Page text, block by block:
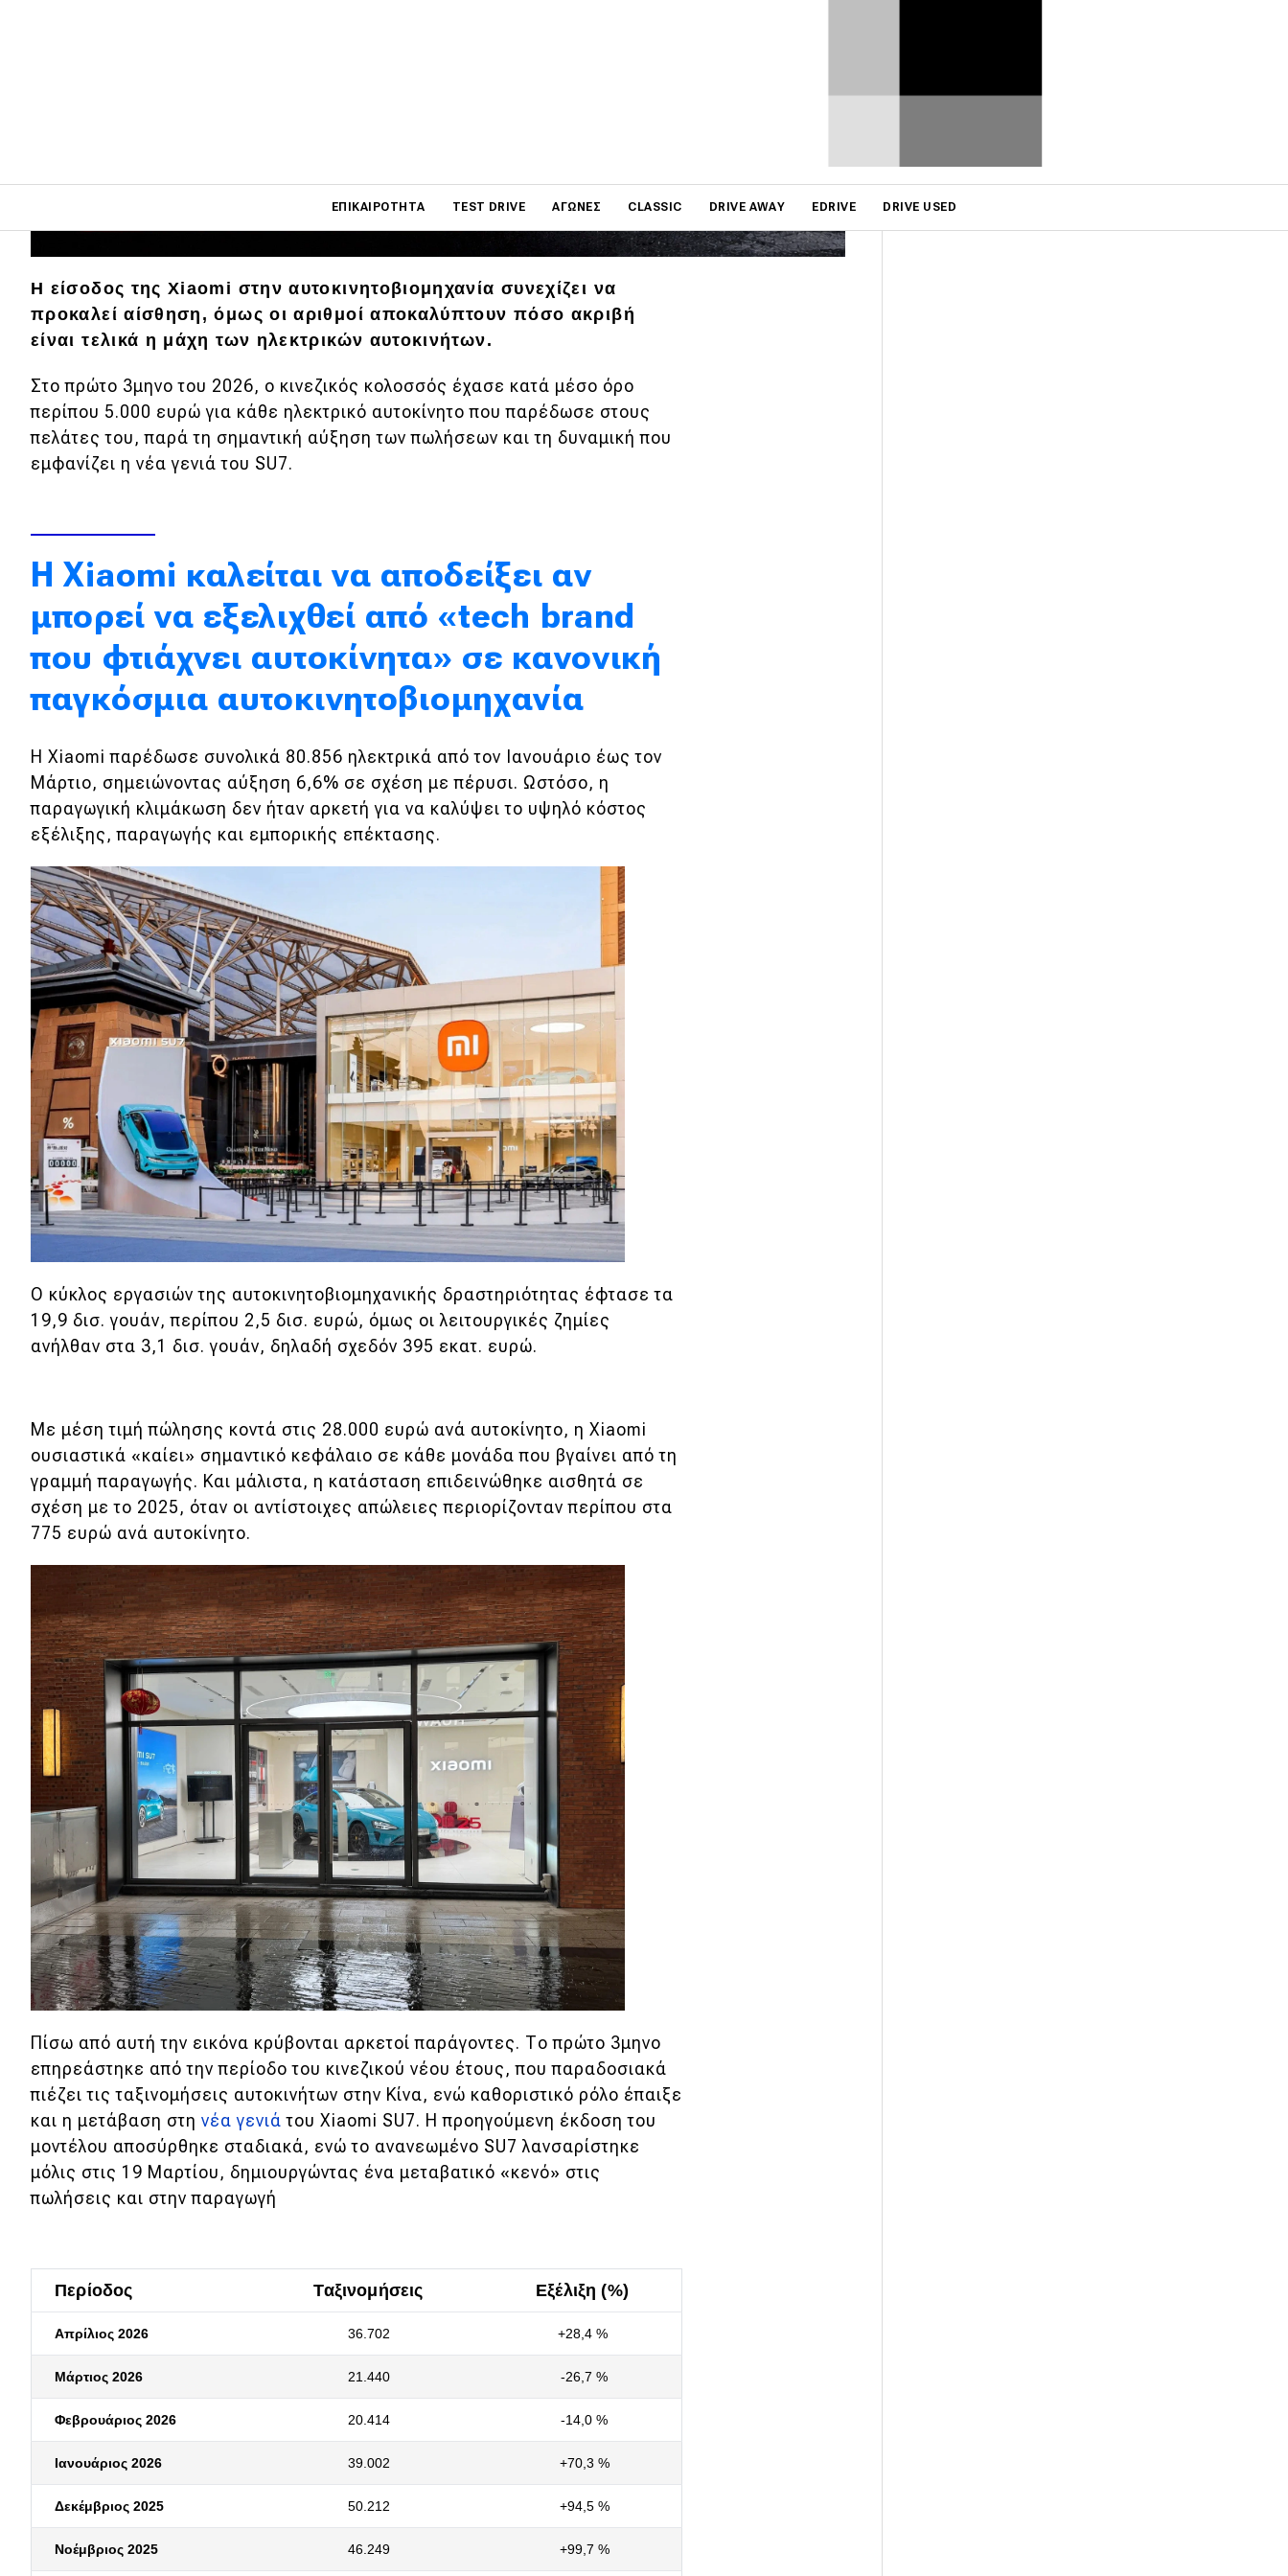
ΕΠΙΚΑΙΡΌΤΗΤΑ TEST DRIVE ΑΓΏΝΕΣ CLASSIC DRIVE AWAY EDRIVE DRIVE USED
Main navigation
Επικαιρότητα
Νέα μοντέλα
Πρωτότυπα
Ελλάδα
Κόσμος
Ασφάλεια
Αγορά
Test Drive
Δοκιμή
Αποστολή
Συγκρίνουμε
Αγώνες
Formula 1
WRC
Motorsport
Eco
Νέα
Τεχνολογία
Mobility
Σταθμοί φόρτισης
Νέα
Παρουσιάσεις
DRIVE Away
MOTO
Μεταχειρισμένο
Οδηγός αγοράς
Συμβουλές
Χρηστικά
Συμβουλές
ΚΤΕΟ
Οδική βοήθεια
eDRIVE
DRIVE USED
Η είσοδος της Xiaomi στην αυτοκινητοβιομηχανία συνεχίζει να
προκαλεί αίσθηση, όμως οι αριθμοί αποκαλύπτουν πόσο ακριβή
είναι τελικά η μάχη των ηλεκτρικών αυτοκινήτων.
Στο πρώτο 3μηνο του 2026, ο κινεζικός κολοσσός έχασε κατά μέσο όρο
περίπου 5.000 ευρώ για κάθε ηλεκτρικό αυτοκίνητο που παρέδωσε στους
πελάτες του, παρά τη σημαντική αύξηση των πωλήσεων και τη δυναμική που
εμφανίζει η νέα γενιά του SU7.
Η Xiaomi καλείται να αποδείξει αν
μπορεί να εξελιχθεί από «tech brand
που φτιάχνει αυτοκίνητα» σε κανονική
παγκόσμια αυτοκινητοβιομηχανία
Η Xiaomi παρέδωσε συνολικά 80.856 ηλεκτρικά από τον Ιανουάριο έως τον
Μάρτιο, σημειώνοντας αύξηση 6,6% σε σχέση με πέρυσι. Ωστόσο, η
παραγωγική κλιμάκωση δεν ήταν αρκετή για να καλύψει το υψηλό κόστος
εξέλιξης, παραγωγής και εμπορικής επέκτασης.
Ο κύκλος εργασιών της αυτοκινητοβιομηχανικής δραστηριότητας έφτασε τα
19,9 δισ. γουάν, περίπου 2,5 δισ. ευρώ, όμως οι λειτουργικές ζημίες
ανήλθαν στα 3,1 δισ. γουάν, δηλαδή σχεδόν 395 εκατ. ευρώ.
Με μέση τιμή πώλησης κοντά στις 28.000 ευρώ ανά αυτοκίνητο, η Xiaomi
ουσιαστικά «καίει» σημαντικό κεφάλαιο σε κάθε μονάδα που βγαίνει από τη
γραμμή παραγωγής. Και μάλιστα, η κατάσταση επιδεινώθηκε αισθητά σε
σχέση με το 2025, όταν οι αντίστοιχες απώλειες περιορίζονταν περίπου στα
775 ευρώ ανά αυτοκίνητο.
Πίσω από αυτή την εικόνα κρύβονται αρκετοί παράγοντες. Το πρώτο 3μηνο
επηρεάστηκε από την περίοδο του κινεζικού νέου έτους, που παραδοσιακά
πιέζει τις ταξινομήσεις αυτοκινήτων στην Κίνα, ενώ καθοριστικό ρόλο έπαιξε
και η μετάβαση στη νέα γενιά του Xiaomi SU7. Η προηγούμενη έκδοση του
μοντέλου αποσύρθηκε σταδιακά, ενώ το ανανεωμένο SU7 λανσαρίστηκε
μόλις στις 19 Μαρτίου, δημιουργώντας ένα μεταβατικό «κενό» στις
πωλήσεις και στην παραγωγή
Περίοδος Ταξινομήσεις Εξέλιξη (%)
Απρίλιος 2026 36.702 +28,4 %
Μάρτιος 2026 21.440 -26,7 %
Φεβρουάριος 2026 20.414 -14,0 %
Ιανουάριος 2026 39.002 +70,3 %
Δεκέμβριος 2025 50.212 +94,5 %
Νοέμβριος 2025 46.249 +99,7 %